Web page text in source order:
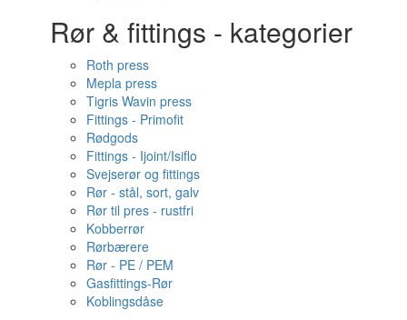
Rør & fittings - kategorier
Roth press
Mepla press
Tigris Wavin press
Fittings - Primofit
Rødgods
Fittings - Ijoint/Isiflo
Svejserør og fittings
Rør - stål, sort, galv
Rør til pres - rustfri
Kobberrør
Rørbærere
Rør - PE / PEM
Gasfittings-Rør
Koblingsdåse